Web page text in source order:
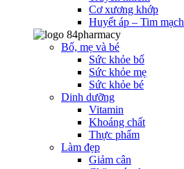
Cơ xương khớp
Huyết áp – Tim mạch
Bố, mẹ và bé
Sức khỏe bố
Sức khỏe mẹ
Sức khỏe bé
Dinh dưỡng
Vitamin
Khoáng chất
Thực phẩm
Làm đẹp
Giảm cân